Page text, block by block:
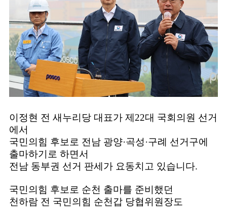
이정현 전 새누리당 대표가 제22대 국회의원 선거
에서
국민의힘 후보로 전남 광양·곡성·구례 선거구에
출마하기로 하면서
전남 동부권 선거 판세가 요동치고 있습니다.
국민의힘 후보로 순천 출마를 준비했던
천하람 전 국민의힘 순천갑 당협위원장도